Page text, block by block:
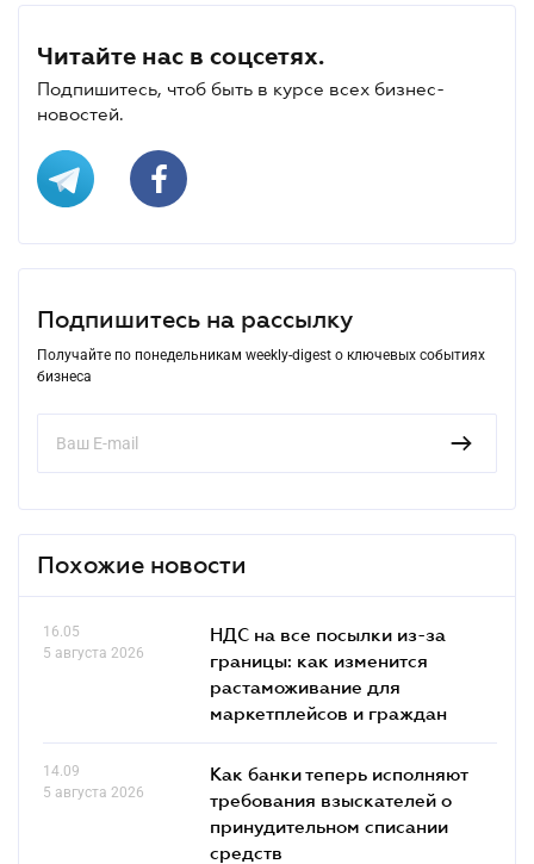
Читайте нас в соцсетях.
Подпишитесь, чтоб быть в курсе всех бизнес-
новостей.
Подпишитесь на рассылку
Получайте по понедельникам weekly-digest о ключевых событиях
бизнеса
Похожие новости
16.05
5 августа 2026
НДС на все посылки из-за
границы: как изменится
растаможивание для
маркетплейсов и граждан
14.09
5 августа 2026
Как банки теперь исполняют
требования взыскателей о
принудительном списании
средств